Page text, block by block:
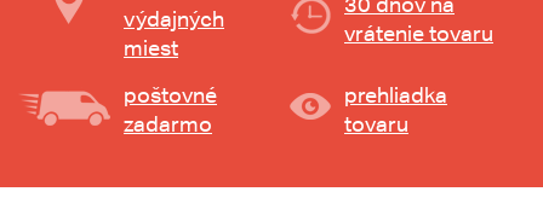
výdajných
miest
vrátenie tovaru
poštovné
zadarmo
prehliadka
tovaru